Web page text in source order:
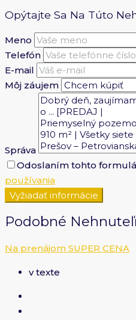
Opýtajte Sa Na Túto
Meno
Telefón
E-mail
Môj záujem
Správa
Odoslaním tohto
používania
Vyžiadať informácie
Podobné
Na prenájom SUPER CENA
v texte